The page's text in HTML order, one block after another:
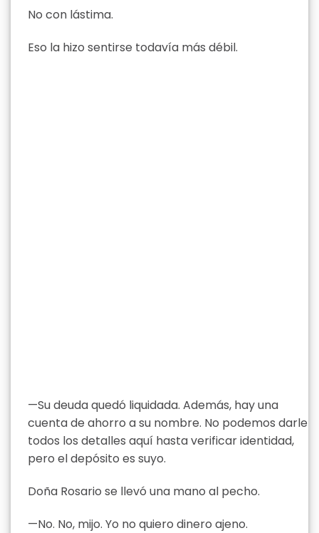
No con lástima.
Eso la hizo sentirse todavía más débil.
—Su deuda quedó liquidada. Además, hay una
cuenta de ahorro a su nombre. No podemos darle
todos los detalles aquí hasta verificar identidad,
pero el depósito es suyo.
Doña Rosario se llevó una mano al pecho.
—No. No, mijo. Yo no quiero dinero ajeno.